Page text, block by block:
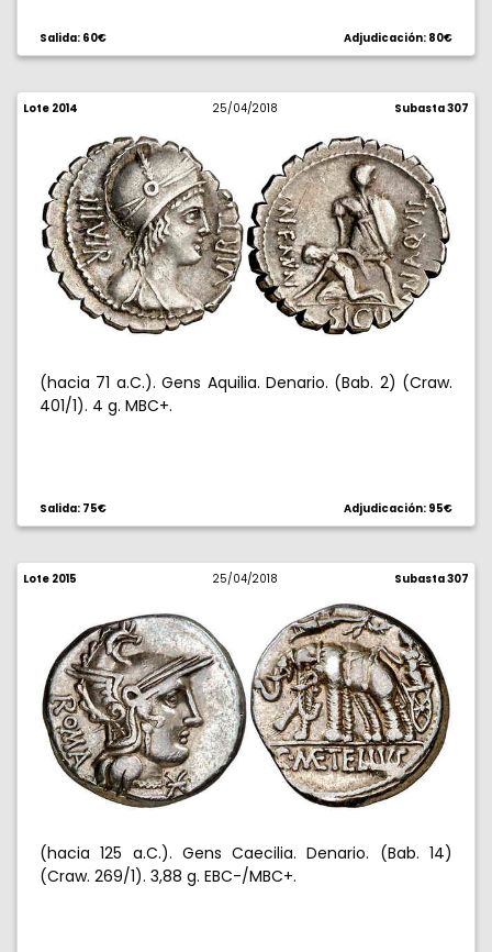
Salida: 60€ Adjudicación: 80€
Lote 2014 25/04/2018 Subasta 307
(hacia 71 a.C.). Gens Aquilia. Denario. (Bab. 2) (Craw.
401/1). 4 g. MBC+.
Salida: 75€ Adjudicación: 95€
Lote 2015 25/04/2018 Subasta 307
(hacia 125 a.C.). Gens Caecilia. Denario. (Bab. 14)
(Craw. 269/1). 3,88 g. EBC-/MBC+.